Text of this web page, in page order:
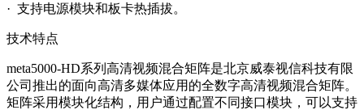
· 支持电源模块和板卡热插拔。
技术特点
meta5000-HD系列高清视频混合矩阵是北京威泰视信科技有限
公司推出的面向高清多媒体应用的全数字高清视频混合矩阵。
矩阵采用模块化结构，用户通过配置不同接口模块，可以支持